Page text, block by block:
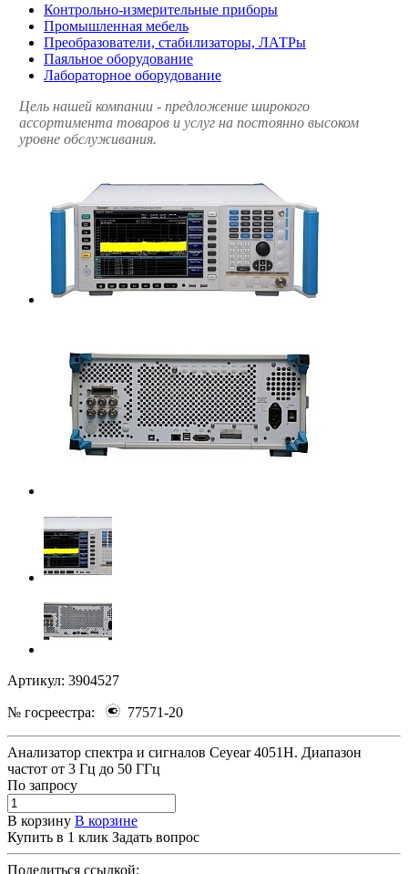
Контрольно-измерительные приборы
Промышленная мебель
Преобразователи, стабилизаторы, ЛАТРы
Паяльное оборудование
Лабораторное оборудование
Цель нашей компании - предложение широкого
ассортимента товаров и услуг на постоянно высоком
уровне обслуживания.
Артикул: 3904527
№ госреестра: 77571-20
Анализатор спектра и сигналов Ceyear 4051H. Диапазон
частот от 3 Гц до 50 ГГц
По запросу
В корзину В корзине
Купить в 1 клик Задать вопрос
Поделиться ссылкой: